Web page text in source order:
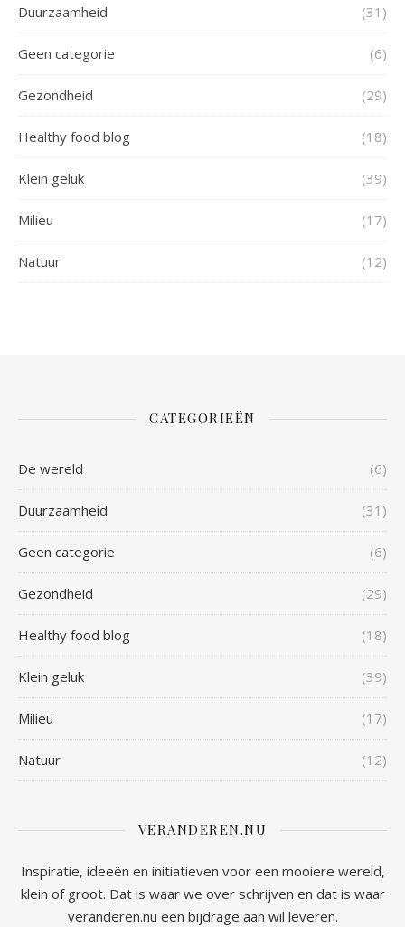
Duurzaamheid (31)
Geen categorie (6)
Gezondheid (29)
Healthy food blog (18)
Klein geluk (39)
Milieu (17)
Natuur (12)
CATEGORIEËN
De wereld (6)
Duurzaamheid (31)
Geen categorie (6)
Gezondheid (29)
Healthy food blog (18)
Klein geluk (39)
Milieu (17)
Natuur (12)
VERANDEREN.NU
Inspiratie, ideeën en initiatieven voor een mooiere wereld,
klein of groot. Dat is waar we over schrijven en dat is waar
veranderen.nu een bijdrage aan wil leveren.